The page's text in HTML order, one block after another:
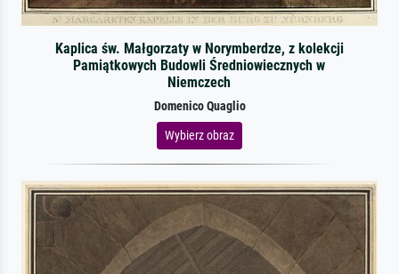
Kaplica św. Małgorzaty w Norymberdze, z kolekcji
Pamiątkowych Budowli Średniowiecznych w
Niemczech
Domenico Quaglio
Wybierz obraz